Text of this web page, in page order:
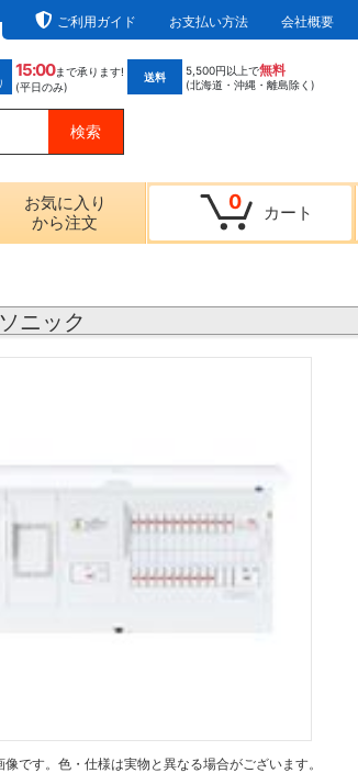
ご利用ガイド
お支払い方法 会社概要
15:00まで承ります!
(平日のみ)
送料 5,500円以上で無料
(北海道・沖縄・離島除く)
お気に入り
から注文
0 カート
ニック
です。色・仕様は実物と異なる場合がございます。